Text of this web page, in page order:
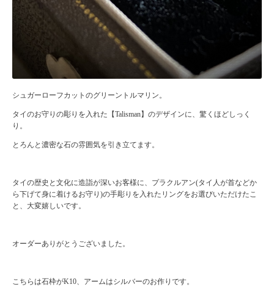
シュガーローフカットのグリーントルマリン。
タイのお守りの彫りを入れた【Talisman】のデザインに、驚くほどしっく
り。
とろんと濃密な石の雰囲気を引き立てます。
タイの歴史と文化に造詣が深いお客様に、プラクルアン(タイ人が首などか
ら下げて身に着けるお守り)の手彫りを入れたリングをお選びいただけたこ
と、大変嬉しいです。
オーダーありがとうございました。
こちらは石枠がK10、アームはシルバーのお作りです。